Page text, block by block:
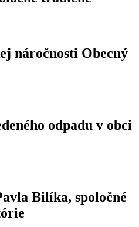
náročnosti Obecný
odpadu v obci
Bilíka, spoločné